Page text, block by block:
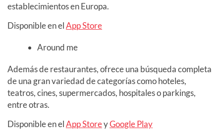
establecimientos en Europa.
Disponible en elApp Store
Around me
Además de restaurantes, ofrece una búsqueda completa
de una gran variedad de categorías como hoteles,
teatros, cines, supermercados, hospitales o parkings,
entre otras.
Disponible en elApp StoreyGoogle Play